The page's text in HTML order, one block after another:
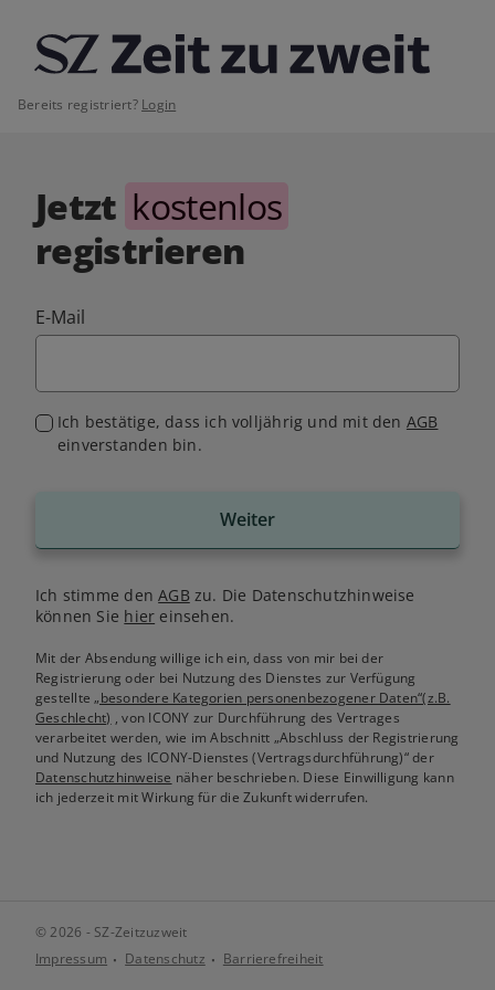
Bereits registriert? Login
Jetzt kostenlos
registrieren
E-Mail
Ich bestätige, dass ich volljährig und mit den AGB
einverstanden bin.
Weiter
Ich stimme denAGB zu. Die Datenschutzhinweise
können Sie hier einsehen.
Mit der Absendung willige ich ein, dass von mir bei der
Registrierung oder bei Nutzung des Dienstes zur Verfügung
gestellte„besondere Kategorien personenbezogener Daten“(z.B.
Geschlecht) , von ICONY zur Durchführung des Vertrages
verarbeitet werden, wie im Abschnitt „Abschluss der Registrierung
und Nutzung des ICONY-Dienstes (Vertragsdurchführung)“ der
Datenschutzhinweise näher beschrieben. Diese Einwilligung kann
ich jederzeit mit Wirkung für die Zukunft widerrufen.
© 2026 - SZ-Zeitzuzweit
Impressum
Datenschutz Barrierefreiheit